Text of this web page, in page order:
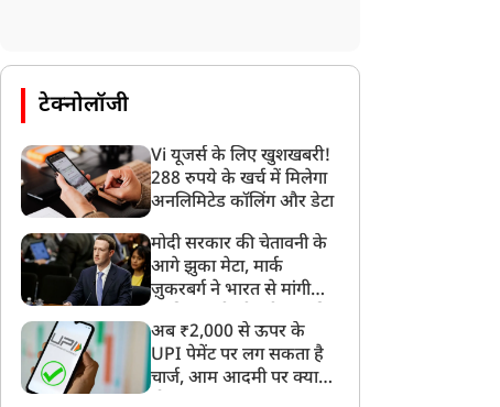
टेक्नोलॉजी
Vi यूजर्स के लिए खुशखबरी!
288 रुपये के खर्च में मिलेगा
अनलिमिटेड कॉलिंग और डेटा
मोदी सरकार की चेतावनी के
आगे झुका मेटा, मार्क
ज़ुकरबर्ग ने भारत से मांगी
अब ₹2,000 से ऊपर के
UPI पेमेंट पर लग सकता है
चार्ज, आम आदमी पर क्या